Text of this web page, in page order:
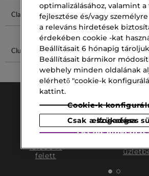
Clarins Fix Clarins Hydra Férfi
Club Parfum
Gucci Eau De
Parfum
Ingyenes
15.000 ft
felett
optimalizálásához, valamint
fejlesztése és/vagy személyre
a releváns hirdetések
érdekében cookie -kat
Beállításait 6 hónapig
Beállításait bármikor
webhely minden oldalának
elérhető "cookie-k
kattint.
Cookie-k
Csak a szükséges sütik elfogadása
Összes